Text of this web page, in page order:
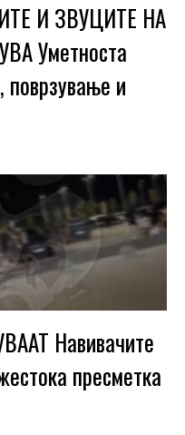
И ЗВУЦИТЕ НА
Уметноста
поврзување и
Навивачите
пресметка